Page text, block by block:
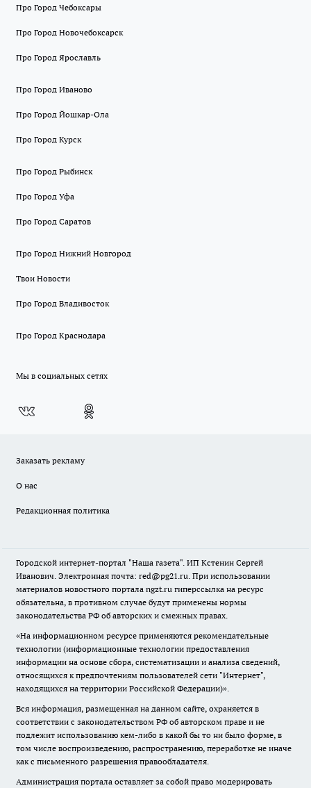
Про Город Чебоксары
Про Город Новочебоксарск
Про Город Ярославль
Про Город Иваново
Про Город Йошкар-Ола
Про Город Курск
Про Город Рыбинск
Про Город Уфа
Про Город Саратов
Про Город Нижний Новгород
Твои Новости
Про Город Владивосток
Про Город Краснодара
Мы в социальных сетях
Заказать рекламу
О нас
Редакционная политика
Городской интернет-портал "Наша газета". ИП Кстенин Сергей
Иванович. Электронная почта: red@pg21.ru. При использовании
материалов новостного портала ngzt.ru гиперссылка на ресурс
обязательна, в противном случае будут применены нормы
законодательства РФ об авторских и смежных правах.
«На информационном ресурсе применяются рекомендательные
технологии (информационные технологии предоставления
информации на основе сбора, систематизации и анализа сведений,
относящихся к предпочтениям пользователей сети "Интернет",
находящихся на территории Российской Федерации)».
Вся информация, размещенная на данном сайте, охраняется в
соответствии с законодательством РФ об авторском праве и не
подлежит использованию кем-либо в какой бы то ни было форме, в
том числе воспроизведению, распространению, переработке не иначе
как с письменного разрешения правообладателя.
Администрация портала оставляет за собой право модерировать